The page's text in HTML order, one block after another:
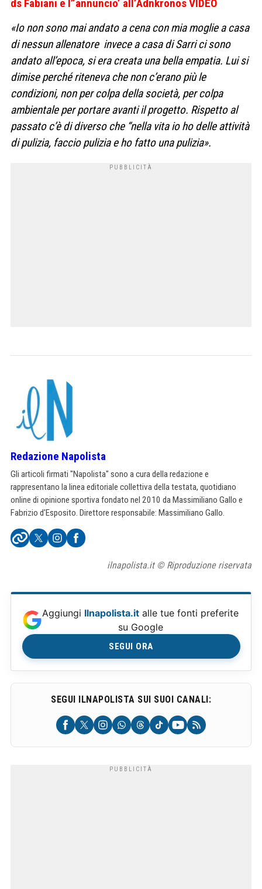
ds Fabiani e l”annuncio’ all’Adnkronos VIDEO
«Io non sono mai andato a cena con mia moglie a casa
di nessun allenatore invece a casa di Sarri ci sono
andato all’epoca, si era creata una bella empatia. Lui si
dimise perché riteneva che non c’erano più le
condizioni, non per colpa della società, per colpa
ambientale per portare avanti il progetto. Rispetto al
passato c’è di diverso che “nella vita io ho delle attività
di pulizia, faccio pulizia e ho fatto una pulizia».
Redazione Napolista
Gli articoli firmati "Napolista" sono a cura della redazione e
rappresentano la linea editoriale collettiva della testata, quotidiano
online di opinione sportiva fondato nel 2010 da Massimiliano Gallo e
Fabrizio d'Esposito. Direttore responsabile: Massimiliano Gallo.
ilnapolista.it © Riproduzione riservata
Aggiungi Ilnapolista.it alle tue fonti preferite
su Google
SEGUI ORA
SEGUI ILNAPOLISTA SUI SUOI CANALI: